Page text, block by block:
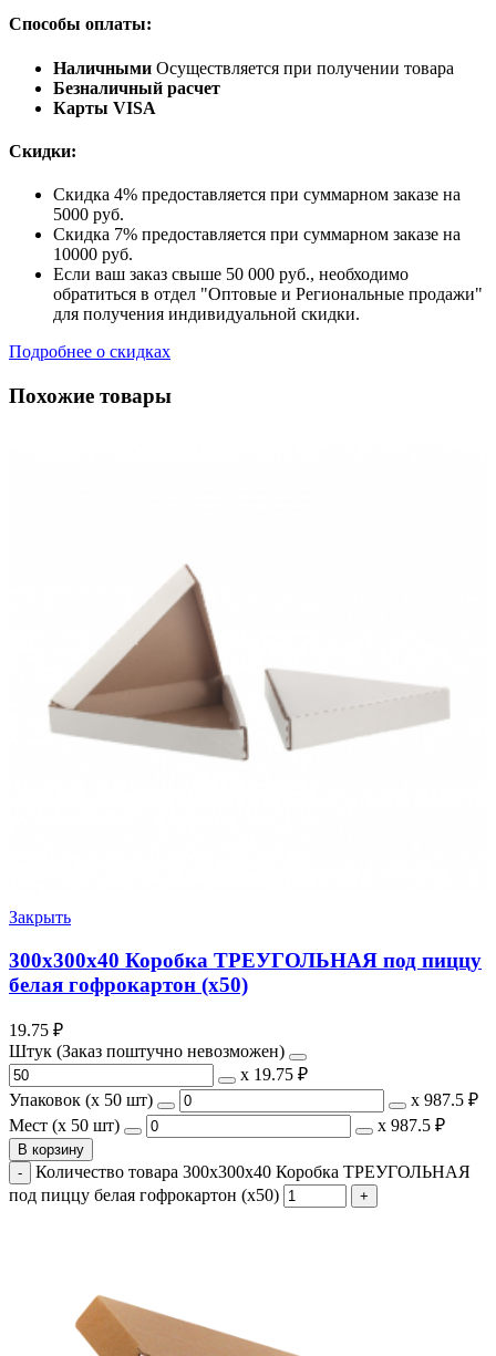
Способы оплаты:
Наличными Осуществляется при получении товара
Безналичный расчет
Карты VISA
Скидки:
Скидка 4% предоставляется при суммарном заказе на
5000 руб.
Скидка 7% предоставляется при суммарном заказе на
10000 руб.
Если ваш заказ свыше 50 000 руб., необходимо
обратиться в отдел "Оптовые и Региональные продажи"
для получения индивидуальной скидки.
Подробнее о скидках
Похожие товары
Закрыть
300х300х40 Коробка ТРЕУГОЛЬНАЯ под пиццу
белая гофрокартон (х50)
19.75 ₽
Штук (Заказ поштучно невозможен)
х 19.75 ₽
Упаковок (x 50 шт)
х 987.5 ₽
Мест (x 50 шт)
х 987.5 ₽
В корзину
Количество товара 300х300х40 Коробка ТРЕУГОЛЬНАЯ
под пиццу белая гофрокартон (х50)